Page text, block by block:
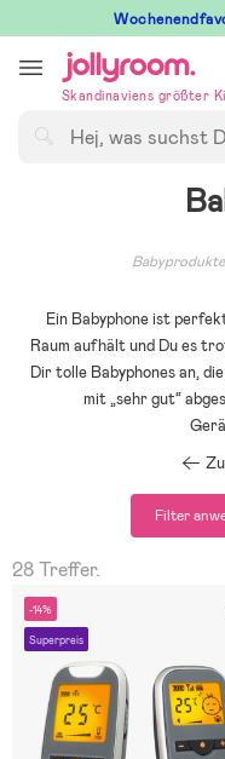
till
innehållet
Skandinaviens größter
Babyprodukte
Ein Babyphone ist
Raum aufhält und Du es
Dir tolle Babyphones an,
mit „sehr gut“
Filter
28 Treffer.
-14%
Superpreis